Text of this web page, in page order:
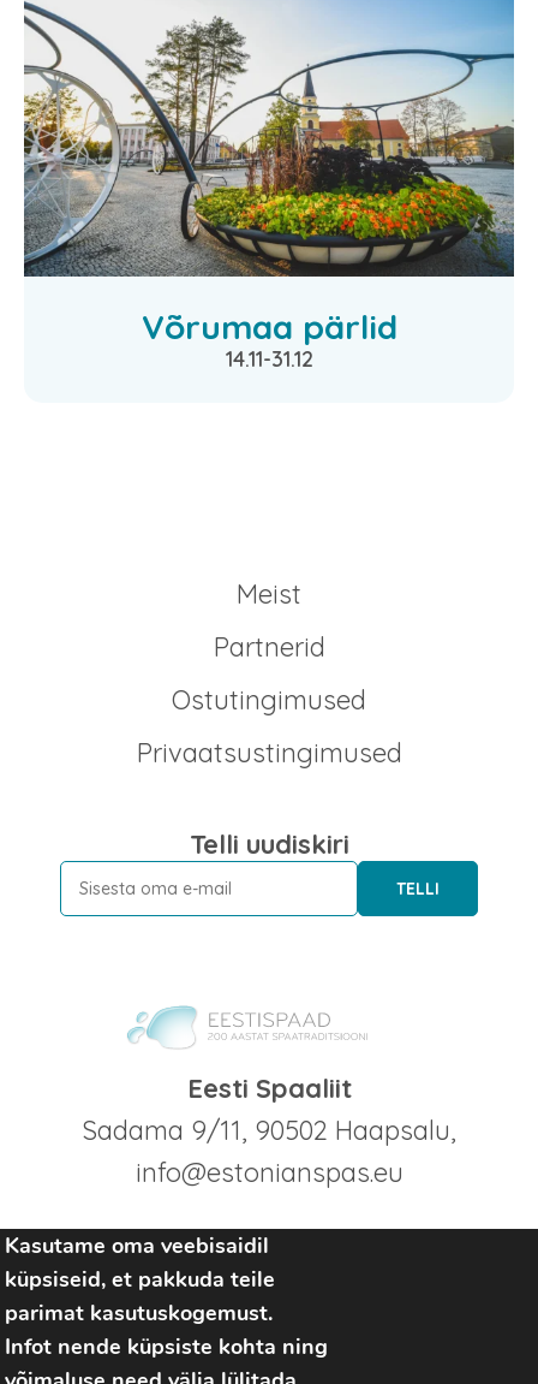
Võrumaa pärlid
14.11-31.12
Meist
Partnerid
Ostutingimused
Privaatsustingimused
Telli uudiskiri
TELLI
Eesti Spaaliit
Sadama 9/11, 90502 Haapsalu,
info@estonianspas.eu
Kasutame oma veebisaidil
küpsiseid, et pakkuda teile
parimat kasutuskogemust.
Infot nende küpsiste kohta ning